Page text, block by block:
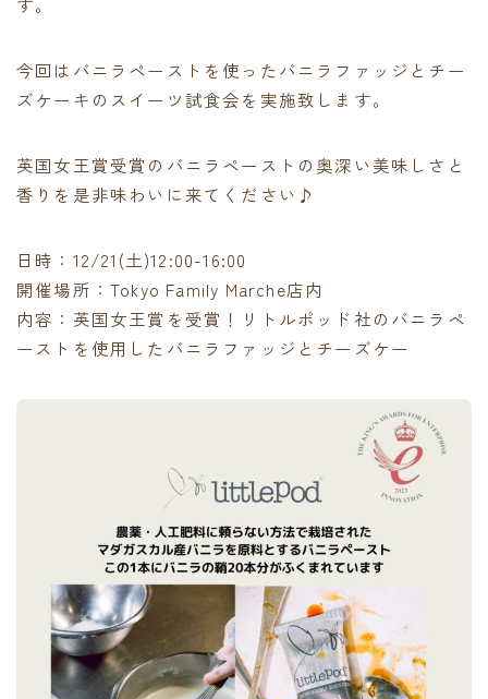
今回はバニラペーストを使ったバニラファッジとチー
ズケーキのスイーツ試食会を実施致します。
英国女王賞受賞のバニラペーストの奥深い美味しさと
香りを是非味わいに来てください♪
日時：12/21(土)12:00-16:00
開催場所：Tokyo Family Marche店内
内容：英国女王賞を受賞！リトルポッド社のバニラペ
ーストを使用したバニラファッジとチーズケー